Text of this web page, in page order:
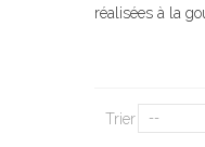
réalisées à la
Trier --